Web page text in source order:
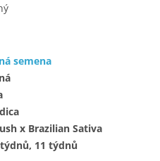
semena
x Brazilian Sativa
11 týdnů